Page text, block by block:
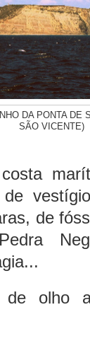
DA PONTA DE
SÃO VICENTE)
de
de
de olho